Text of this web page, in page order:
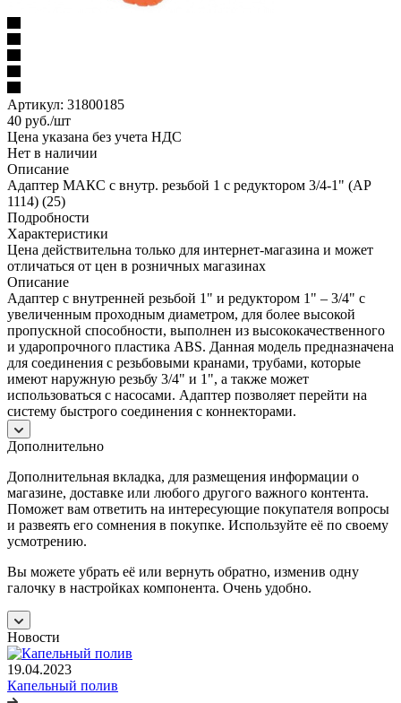
Артикул: 31800185
40 руб./шт
Цена указана без учета НДС
Нет в наличии
Описание
Адаптер МАКС с внутр. резьбой 1 с редуктором 3/4-1" (АР
1114) (25)
Подробности
Характеристики
Цена действительна только для интернет-магазина и может
отличаться от цен в розничных магазинах
Описание
Адаптер с внутренней резьбой 1" и редуктором 1" – 3/4" с
увеличенным проходным диаметром, для более высокой
пропускной способности, выполнен из высококачественного
и ударопрочного пластика ABS. Данная модель предназначена
для соединения с резьбовыми кранами, трубами, которые
имеют наружную резьбу 3/4" и 1", а также может
использоваться с насосами. Адаптер позволяет перейти на
систему быстрого соединения с коннекторами.
Дополнительно
Дополнительная вкладка, для размещения информации о
магазине, доставке или любого другого важного контента.
Поможет вам ответить на интересующие покупателя вопросы
и развеять его сомнения в покупке. Используйте её по своему
усмотрению.
Вы можете убрать её или вернуть обратно, изменив одну
галочку в настройках компонента. Очень удобно.
Новости
19.04.2023
Капельный полив